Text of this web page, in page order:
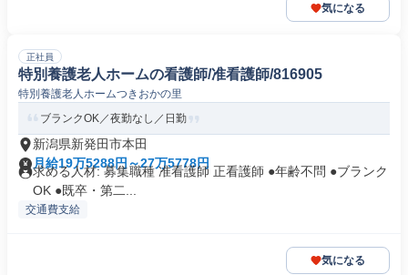
気になる
正社員
特別養護老人ホームの看護師/准看護師/816905
特別養護老人ホームつきおかの里
ブランクOK／夜勤なし／日勤
新潟県新発田市本田
月給19万5288円～27万5778円
求める人材: 募集職種 准看護師 正看護師 ●年齢不問 ●ブランク
OK ●既卒・第二...
交通費支給
気になる